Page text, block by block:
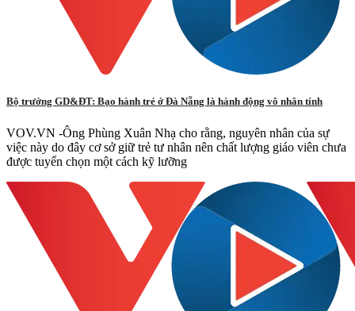
Bộ trưởng GD&ĐT: Bạo hành trẻ ở Đà Nẵng là hành động vô nhân tính
VOV.VN -Ông Phùng Xuân Nhạ cho rằng, nguyên nhân của sự
việc này do đây cơ sở giữ trẻ tư nhân nên chất lượng giáo viên chưa
được tuyển chọn một cách kỹ lưỡng